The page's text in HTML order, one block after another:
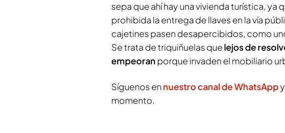
sepa que ahí hay una vivienda turística, ya
prohibida la entrega de llaves en la vía
cajetines pasen desapercibidos, como
Se trata de triquiñuelas que lejos de
empeoran porque invaden el mobiliario
Síguenos en nuestro canal de WhatsApp
momento.